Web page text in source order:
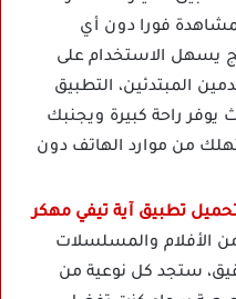
فورا دون أي
يسهل الاستخدام على
المبتدئين، التطبيق
يوفر راحة كبيرة ويجنبك
من موارد الهاتف دون
تطبيق آية تيفي مهكر
الأفلام والمسلسلات
ستجد كل نوعية من